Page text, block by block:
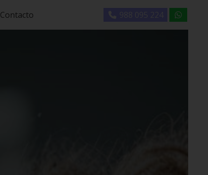
Contacto